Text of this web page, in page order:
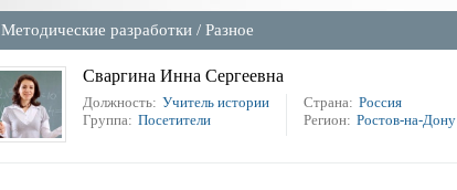
Методические разработки / Разное
Сваргина Инна Сергеевна
Должность: Учитель истории
Группа: Посетители
Страна: Россия
Регион: Ростов-на-Дону